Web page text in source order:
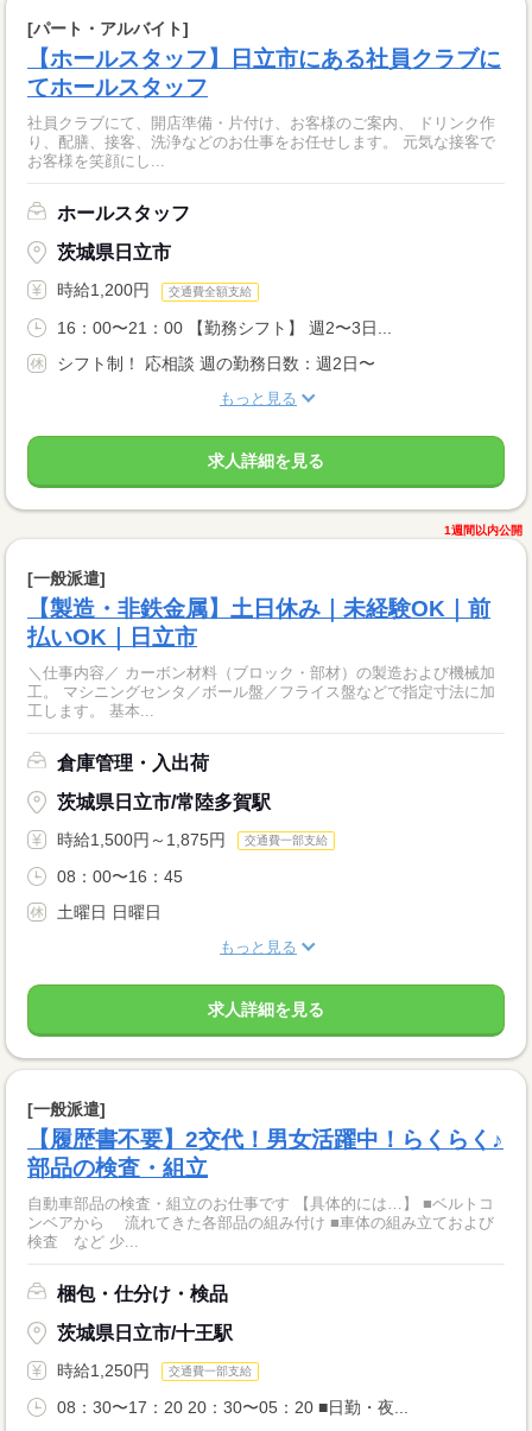
[パート・アルバイト]
【ホールスタッフ】日立市にある社員クラブに
てホールスタッフ
社員クラブにて、開店準備・片付け、お客様のご案内、 ドリンク作
り、配膳、接客、洗浄などのお仕事をお任せします。 元気な接客で
お客様を笑顔にし...
ホールスタッフ
茨城県日立市
時給1,200円 交通費全額支給
16：00〜21：00 【勤務シフト】 週2〜3日...
シフト制！ 応相談 週の勤務日数：週2日〜
もっと見る
求人詳細を見る
1週間以内公開
[一般派遣]
【製造・非鉄金属】土日休み｜未経験OK｜前
払いOK｜日立市
＼仕事内容／ カーボン材料（ブロック・部材）の製造および機械加
工。 マシニングセンタ／ボール盤／フライス盤などで指定寸法に加
工します。 基本...
倉庫管理・入出荷
茨城県日立市/常陸多賀駅
時給1,500円～1,875円 交通費一部支給
08：00〜16：45
土曜日 日曜日
もっと見る
求人詳細を見る
[一般派遣]
【履歴書不要】2交代！男女活躍中！らくらく♪
部品の検査・組立
自動車部品の検査・組立のお仕事です 【具体的には…】 ■ベルトコ
ンベアから 流れてきた各部品の組み付け ■車体の組み立ておよび
検査 など 少...
梱包・仕分け・検品
茨城県日立市/十王駅
時給1,250円 交通費一部支給
08：30〜17：20 20：30〜05：20 ■日勤・夜...